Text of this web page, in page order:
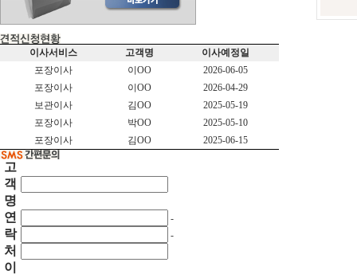
이사서비스 고객명
이사예정일
포장이사
이OO
2026-06-05
포장이사
이OO
2026-04-29
보관이사
김OO
2025-05-19
포장이사
박OO
2025-05-10
포장이사
김OO 2025-06-15
고
객
명
연
락
처
-
-
이